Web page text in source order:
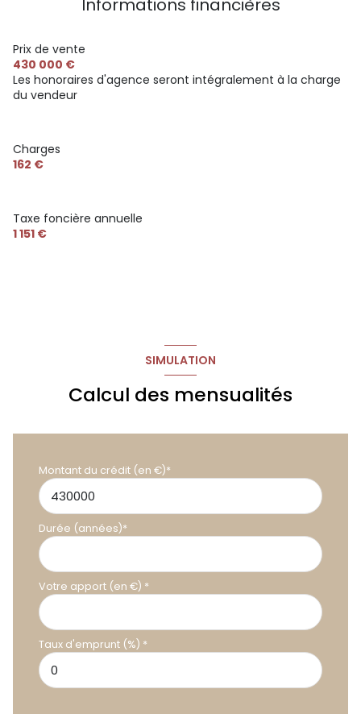
salle d'eau
Informations financières
Prix de vente
430 000 €
Les honoraires d'agence seront intégralement à la charge
du vendeur
Charges
162 €
Taxe foncière annuelle
1 151 €
SIMULATION
Calcul des mensualités
Montant du crédit (en €)*
Durée (années)*
Votre apport (en €) *
Taux d'emprunt (%) *